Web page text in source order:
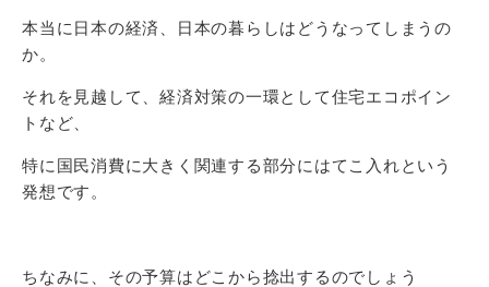
本当に日本の経済、日本の暮らしはどうなってしまうの
か。
それを見越して、経済対策の一環として住宅エコポイン
トなど、
特に国民消費に大きく関連する部分にはてこ入れという
発想です。
ちなみに、その予算はどこから捻出するのでしょう